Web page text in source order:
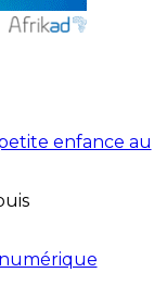
enfance au